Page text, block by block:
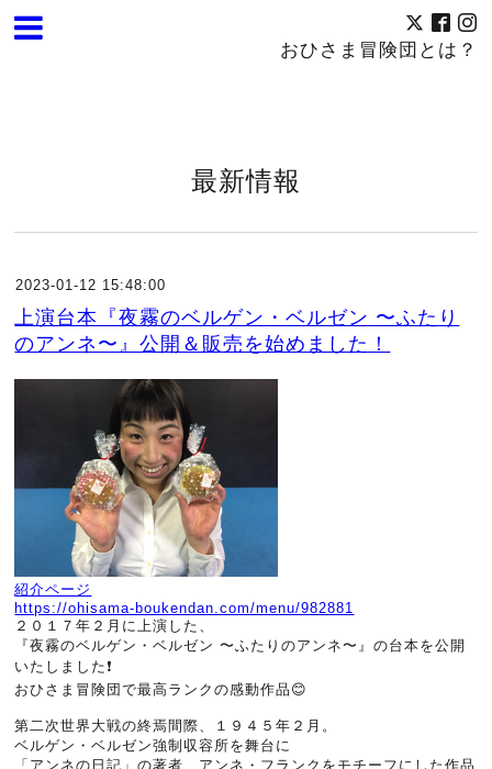
おひさま冒険団とは？
最新情報
2023-01-12 15:48:00
上演台本『夜霧のベルゲン・ベルゼン 〜ふたり
のアンネ〜』公開＆販売を始めました！
紹介ページ
https://ohisama-boukendan.com/menu/982881
２０１７年２月に上演した、
『夜霧のベルゲン・ベルゼン 〜ふたりのアンネ〜』の台本を公開
いたしました❗
おひさま冒険団で最高ランクの感動作品😊
第二次世界大戦の終焉間際、１９４５年２月。
ベルゲン・ベルゼン強制収容所を舞台に
「アンネの日記」の著者、アンネ・フランクをモチーフにした作品